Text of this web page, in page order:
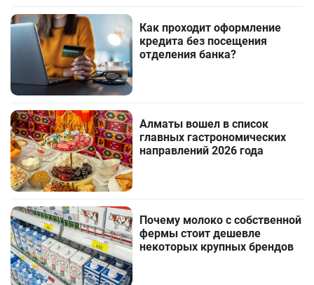
Как проходит оформление
кредита без посещения
отделения банка?
Алматы вошел в список
главных гастрономических
направлений 2026 года
Почему молоко с собственной
фермы стоит дешевле
некоторых крупных брендов